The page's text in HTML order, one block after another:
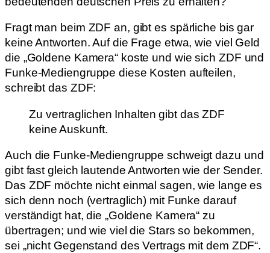
Fragt man beim ZDF an, gibt es spärliche bis gar
keine Antworten. Auf die Frage etwa, wie viel Geld
die „Goldene Kamera“ koste und wie sich ZDF und
Funke-Mediengruppe diese Kosten aufteilen,
schreibt das ZDF:
Zu vertraglichen Inhalten gibt das ZDF
keine Auskunft.
Auch die Funke-Mediengruppe schweigt dazu und
gibt fast gleich lautende Antworten wie der Sender.
Das ZDF möchte nicht einmal sagen, wie lange es
sich denn noch (vertraglich) mit Funke darauf
verständigt hat, die „Goldene Kamera“ zu
übertragen; und wie viel die Stars so bekommen,
sei „nicht Gegenstand des Vertrags mit dem ZDF“.